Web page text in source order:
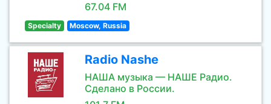
67.04 FM
Specialty Moscow, Russia
Radio Nashe
НАША музыка — НАШЕ Радио.
Сделано в России.